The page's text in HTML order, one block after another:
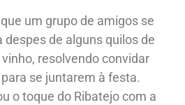
um grupo de amigos se
despes de alguns quilos de
resolvendo convidar
se juntarem à festa.
o toque do Ribatejo com a